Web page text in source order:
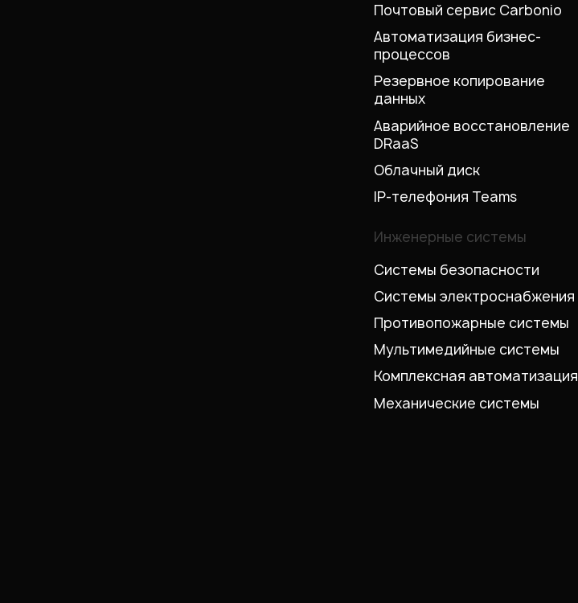
Почтовый сервис Carbonio
Автоматизация бизнес-
процессов
Резервное копирование
данных
Аварийное восстановление
DRaaS
Облачный диск
IP-телефония Teams
Инженерные системы
Системы безопасности
Системы электроснабжения
Противопожарные системы
Мультимедийные системы
Комплексная автоматизация
Механические системы